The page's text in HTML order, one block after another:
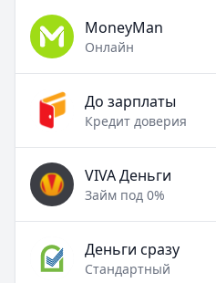
MoneyMan
Онлайн
До зарплаты
Кредит доверия
VIVA Деньги
Займ под 0%
Деньги сразу
Стандартный